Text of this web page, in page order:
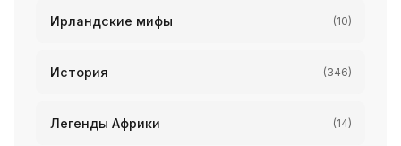
Ирландские мифы (10)
История (346)
Легенды Африки (14)